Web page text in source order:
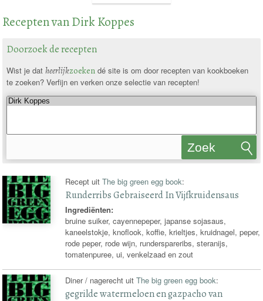
Recepten van Dirk Koppes
Doorzoek de recepten
Wist je dat heerlijkzoekendé site is om door recepten van kookboeken
te zoeken? Verfijn en verken onze selectie van recepten!
Zoek
Recept uitThe big green egg book:
Runderribs Gebraiseerd In Vijfkruidensaus
Ingrediënten:
bruine suiker, cayennepeper, japanse sojasaus,
kaneelstokje, knoflook, koffie, krieltjes, kruidnagel, peper,
rode peper, rode wijn, runderspareribs, steranijs,
tomatenpuree, ui, venkelzaad en zout
Diner / nagerecht uitThe big green egg book:
gegrilde watermeloen en gazpacho van